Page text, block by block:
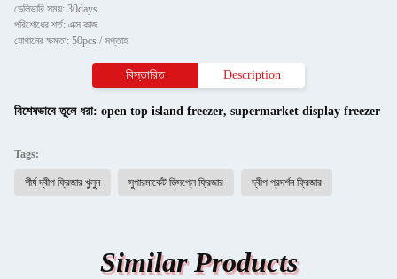
ডেলিভারি সময়: 30days
পরিশোধের শর্ত: এক্স কাজ
যোগানের ক্ষমতা: 50pcs / সপ্তাহ
বিস্তারিত Description
বিশেষভাবে তুলে ধরা: open top island freezer, supermarket display freezer
Tags:
শীর্ষ দ্বীপ ফ্রিজার খুলুন সুপারমার্কেট ডিসপ্লে ফ্রিজার দ্বীপ প্রদর্শন ফ্রিজার
Similar Products